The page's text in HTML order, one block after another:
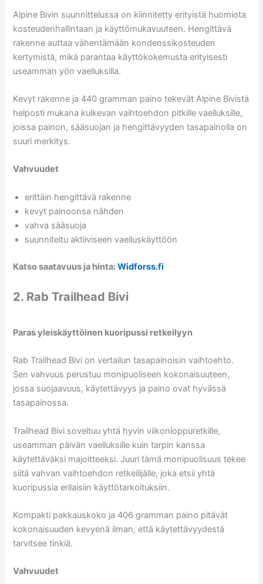
Alpine Bivin suunnittelussa on kiinnitetty erityistä huomiota
kosteudenhallintaan ja käyttömukavuuteen. Hengittävä
rakenne auttaa vähentämään kondenssikosteuden
kertymistä, mikä parantaa käyttökokemusta erityisesti
useamman yön vaelluksilla.
Kevyt rakenne ja 440 gramman paino tekevät Alpine Bivistä
helposti mukana kulkevan vaihtoehdon pitkille vaelluksille,
joissa painon, sääsuojan ja hengittävyyden tasapainolla on
suuri merkitys.
Vahvuudet
erittäin hengittävä rakenne
kevyt painoonsa nähden
vahva sääsuoja
suunniteltu aktiiviseen vaelluskäyttöön
Katso saatavuus ja hinta:Widforss.fi
2. Rab Trailhead Bivi
Paras yleiskäyttöinen kuoripussi retkeilyyn
Rab Trailhead Bivi on vertailun tasapainoisin vaihtoehto.
Sen vahvuus perustuu monipuoliseen kokonaisuuteen,
jossa suojaavuus, käytettävyys ja paino ovat hyvässä
tasapainossa.
Trailhead Bivi soveltuu yhtä hyvin viikonloppuretkille,
useamman päivän vaelluksille kuin tarpin kanssa
käytettäväksi majoitteeksi. Juuri tämä monipuolisuus tekee
siitä vahvan vaihtoehdon retkeilijälle, joka etsii yhtä
kuoripussia erilaisiin käyttötarkoituksiin.
Kompakti pakkauskoko ja 406 gramman paino pitävät
kokonaisuuden kevyenä ilman, että käytettävyydestä
tarvitsee tinkiä.
Vahvuudet